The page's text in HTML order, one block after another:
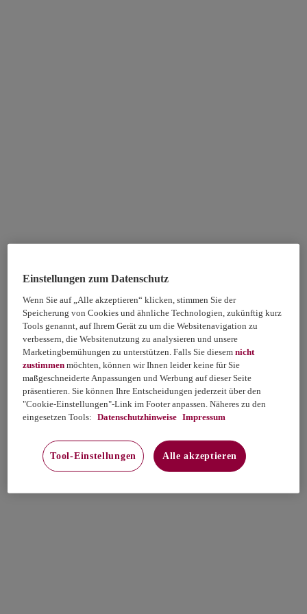
Einstellungen zum Datenschutz
Wenn Sie auf „Alle akzeptieren“ klicken, stimmen Sie der
Speicherung von Cookies und ähnliche Technologien, zukünftig kurz
Tools genannt, auf Ihrem Gerät zu um die Websitenavigation zu
verbessern, die Websitenutzung zu analysieren und unsere
Marketingbemühungen zu unterstützen. Falls Sie diesemnicht
zustimmen möchten, können wir Ihnen leider keine für Sie
maßgeschneiderte Anpassungen und Werbung auf dieser Seite
präsentieren. Sie können Ihre Entscheidungen jederzeit über den
"Cookie-Einstellungen"-Link im Footer anpassen. Näheres zu den
eingesetzen Tools: Datenschutzhinweise Impressum
Tool-Einstellungen Alle akzeptieren